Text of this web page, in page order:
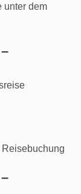
unter dem